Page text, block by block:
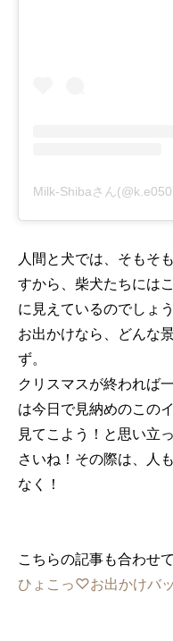
人間と犬では、そもそ
すから、柴犬たちには
に見えているのでしょ
お出かけなら、どんな
ず。
クリスマスが終われば
は今日で見納めのこの
見てこよう！と思い立
さいね！その際は、人
なく！
こちらの記事も合わせ
ひょこっ♡お出かけバ